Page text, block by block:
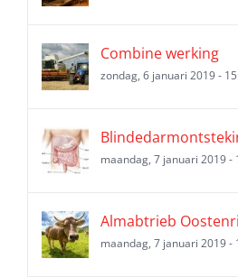
Combine werking
zondag, 6 januari 2019 -
maandag, 7 januari 2019 -
Almabtrieb
maandag, 7 januari 2019 -